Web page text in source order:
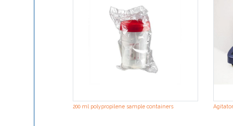
200 ml polypropilene sample containers